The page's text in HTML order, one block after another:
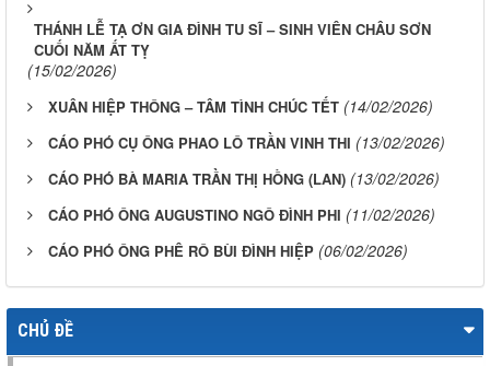
THÁNH LỄ TẠ ƠN GIA ĐÌNH TU SĨ – SINH VIÊN CHÂU SƠN
CUỐI NĂM ẤT TỴ
(15/02/2026)
XUÂN HIỆP THÔNG – TÂM TÌNH CHÚC TẾT (14/02/2026)
CÁO PHÓ CỤ ÔNG PHAO LÔ TRẦN VINH THI (13/02/2026)
CÁO PHÓ BÀ MARIA TRẦN THỊ HỒNG (LAN) (13/02/2026)
CÁO PHÓ ÔNG AUGUSTINO NGÔ ĐÌNH PHI (11/02/2026)
CÁO PHÓ ÔNG PHÊ RÔ BÙI ĐÌNH HIỆP (06/02/2026)
CHỦ ĐỀ